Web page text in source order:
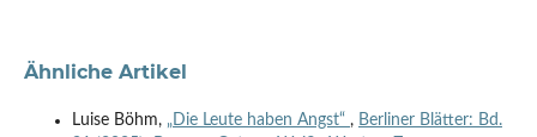
Ähnliche Artikel
Luise Böhm, „Die Leute haben Angst“ , Berliner Blätter: Bd.